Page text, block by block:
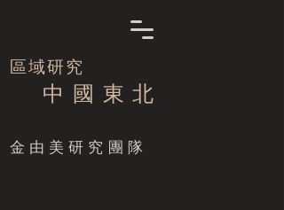
區域研究
中 國 東 北
​金由美研究團隊